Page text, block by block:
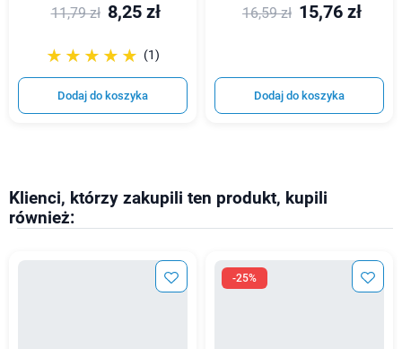
11,79 zł 8,25 zł
☆☆☆☆☆
★★★★★ (1)
Dodaj do koszyka
16,59 zł 15,76 zł
Dodaj do koszyka
Klienci, którzy zakupili ten produkt, kupili
również:
-25%